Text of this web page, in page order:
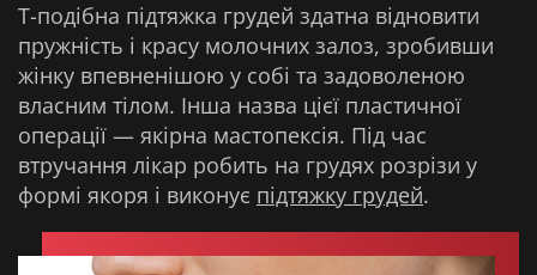
Т-подібна підтяжка грудей здатна відновити
пружність і красу молочних залоз, зробивши
жінку впевненішою у собі та задоволеною
власним тілом. Інша назва цієї пластичної
операції — якірна мастопексія. Під час
втручання лікар робить на грудях розрізи у
формі якоря і виконує підтяжку грудей.